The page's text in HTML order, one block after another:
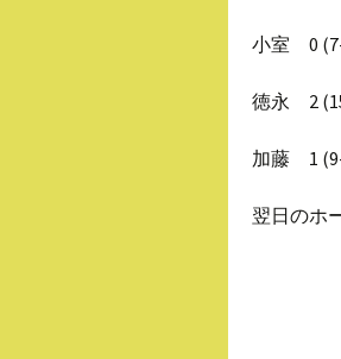
小室 0 (7-
徳永 2
加藤 1 (9-
翌日のホ